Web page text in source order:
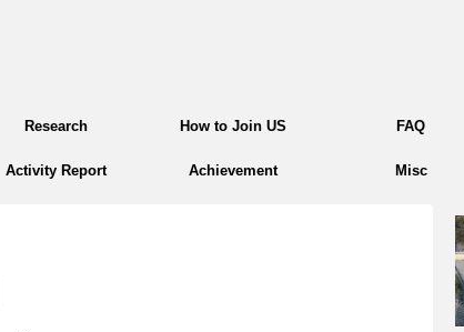
Research How to Join US FAQ
Activity Report Achievement Misc